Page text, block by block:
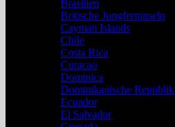
Brasilien
Britische Jungferninseln
Cayman Islands
Chile
Costa Rica
Curacao
Dominica
Dominikanische Republik
Ecuador
El Salvador